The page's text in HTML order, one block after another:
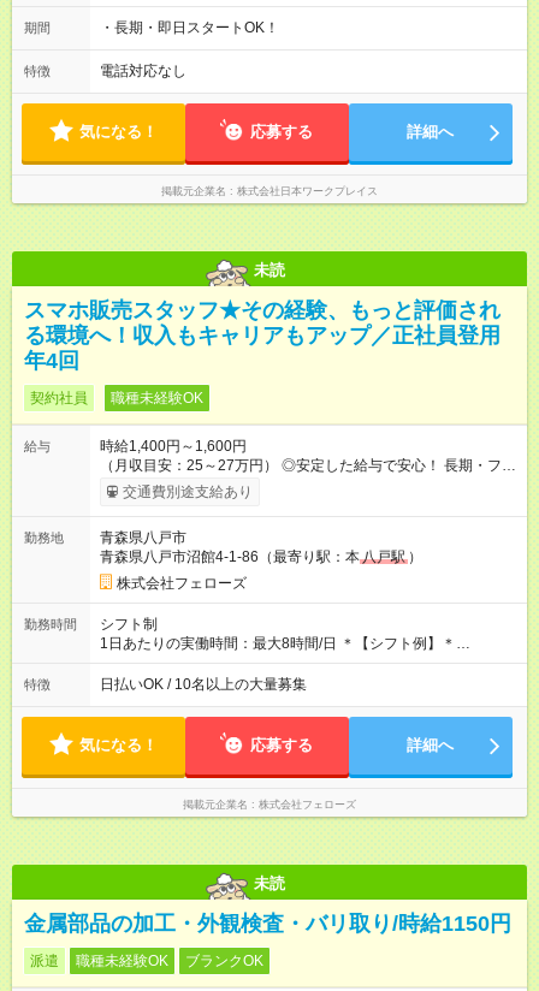
期間 ・長期・即日スタートOK！
特徴 電話対応なし
気になる！ 応募する 詳細へ
掲載元企業名 株式会社日本ワークプレイス
未読
スマホ販売スタッフ★その経験、もっと評価され
る環境へ！収入もキャリアもアップ／正社員登用
年4回
契約社員 職種未経験OK
給与
時給1,400円～1,600円
（月収目安：25～27万円） ◎安定した給与で安心！ 長期・フル
タイムで勤務いただける方にお越しいただきたいと思っていま
す。シフトが削られることはないので、安定した給与が入りま
たいという人もいると思います。このあたりは柔軟に対応する
ので、お気軽にご相談ください！ ※2ヶ月の試用期間がありま
す。その間の給与・待遇に変更はありません。 【試用期間】試
用期間あり 試用期間の長さ：2ヶ月 雇用形態、給与は本採用時
と同じです。
交通費別途支給あり
勤務地
青森県八戸市
青森県八戸市沼館4-1-86（最寄り駅：本八戸駅 ）
株式会社フェローズ
勤務時間
シフト制
1日あたりの実働時間：最大8時間/日 ＊【シフト例】＊
(1) 10:00～19:00 (2) 11:00～20:00 (3) 12:00～21:00 など ◎
いずれも実働8時間・休憩1時間です。中抜けシフトなどはあり
たい」などあれば相談に応じますのでおっしゃってください！
特徴 日払いOK / 10名以上の大量募集
気になる！ 応募する 詳細へ
掲載元企業名 株式会社フェローズ
未読
金属部品の加工・外観検査・バリ取り/時給1150円
派遣 職種未経験OK ブランクOK